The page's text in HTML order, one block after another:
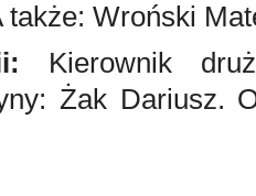
także: Wroński
Kierownik
Żak Dariusz.